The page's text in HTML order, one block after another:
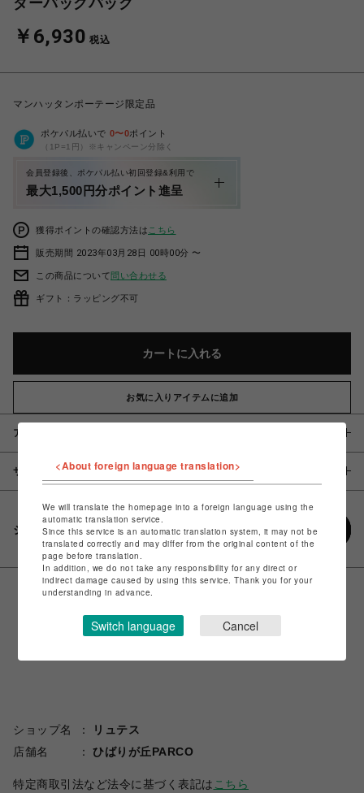
ダーバッグバッグ
￥6,930 税込
マンハッタンポーテージ限定品
ポケパル払いで 0〜0ポイント
（1P=1円）※キャンペーン分除く
会員登録後、ポケパル払い初回登録&利用で
最大1,500円分ポイント進呈
獲得ポイントの確認方法は こちら
販売期間 2023年03月28日 00時00分 〜
この商品について問い合わせる
ギフト：ラッピング不可
カートに入れる
お気に入りアイテムに追加
アイテム説明 / 素材
サイズ
シェアする
ショップ名
リュテス
店舗名
ひばりが丘PARCO
特定商取引法など法令に基づく表記は こちら
<About foreign language translation>
We will translate the homepage into a foreign language using the
automatic translation service.
Since this service is an automatic translation system, it may not be
translated correctly and may differ from the original content of the
page before translation.
In addition, we do not take any responsibility for any direct or
indirect damage caused by using this service. Thank you for your
understanding in advance.
Switch language Cancel